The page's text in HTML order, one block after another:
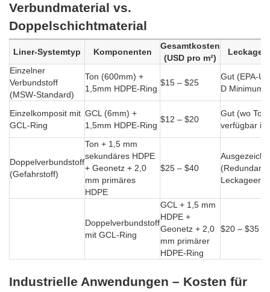
Verbundmaterial vs.
Doppelschichtmaterial
Liner-Systemtyp Komponenten
Gesamtkosten
(USD pro m²)
Einzelner
Verbundstoff
(MSW-Standard)
Ton (600mm) +
1,5mm HDPE-Ring
$15 – $25
Gut (EPA-
D Minimum)
Einzelkomposit mit
GCL-Ring
GCL (6mm) +
1,5mm HDPE-Ring
$12 – $20
Gut (wo Ton
verfügbar
Doppelverbundstoff
(Gefahrstoff)
Ton + 1,5 mm
sekundäres HDPE
+ Geonetz + 2,0
mm primäres
HDPE
$25 – $40
(Redundanz,
Doppelverbundstoff
mit GCL-Ring
GCL + 1,5 mm
HDPE +
Geonetz + 2,0
mm primärer
HDPE-Ring
$20 – $35
Industrielle Anwendungen – Kosten für